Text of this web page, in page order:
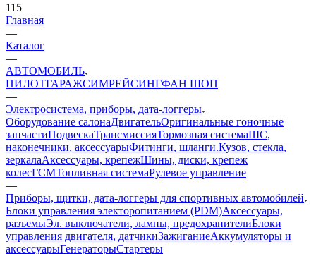
115
Главная
—
Каталог
—
АВТОМОБИЛЬ
ПИЛОТГАРАЖСИМРЕЙСИНГФАН ШОП
—
Электросистема, приборы, дата-логгеры
Оборудование салонаДвигательОригинальные гоночные
запчастиПодвескаТрансмиссияТормозная системаШС,
наконечники, аксессуарыФитинги, шланги.Кузов, стекла,
зеркалаАксессуары, крепежШины, диски, крепеж
колесГСМТопливная системаРулевое управление
—
Приборы, щитки, дата-логгеры для спортивных автомобилей
Блоки управления электоропитанием (PDM)Аксессуары,
разъемыЭл. выключатели, лампы, предохранителиБлоки
управления двигателя, датчикиЗажиганиеАккумуляторы и
аксессуарыГенераторыСтартеры